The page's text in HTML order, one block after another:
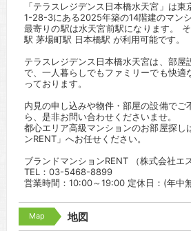
「テラスレジデンス日本橋水天宮」は
1-28-3にある2025年築の14階建のマンシ
最寄りの駅は水天宮前駅になります。
駅 茅場町駅 日本橋駅 が利用可能です。
テラスレジデンス日本橋水天宮は、部屋
で、一人暮らしでもファミリーでも快適
っております。
内見の申し込みや物件・部屋の設備でご
ら、是非お問い合わせくださいませ。
都心エリア高級マンションのお部屋探し
ンRENT」へお任せください。
ブランドマンションRENT （株式会社エ
TEL：03-5468-8899
営業時間：10:00～19:00 定休日：(年中
Map 地図